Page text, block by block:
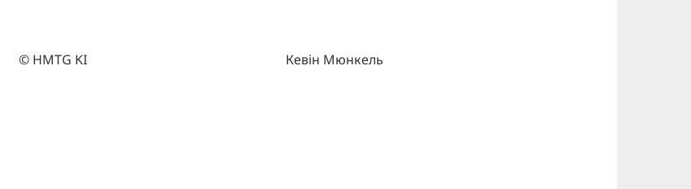
© HMTG KI Кевін Мюнкель